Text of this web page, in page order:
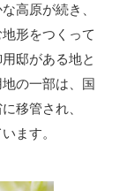
高原が続き、
形をつくって
邸がある地と
の一部は、国
移管され、
ます。